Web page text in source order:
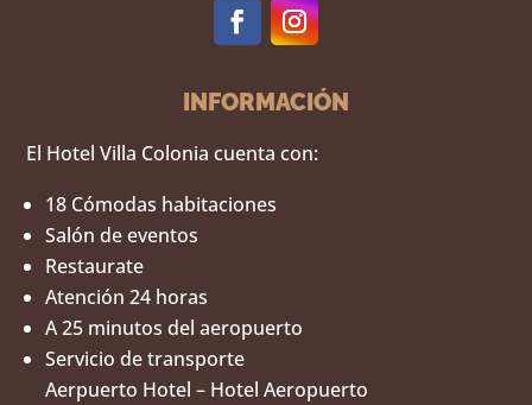
INFORMACIÓN
El Hotel Villa Colonia cuenta con:
18 Cómodas habitaciones
Salón de eventos
Restaurate
Atención 24 horas
A 25 minutos del aeropuerto
Servicio de transporte
Aerpuerto Hotel – Hotel Aeropuerto